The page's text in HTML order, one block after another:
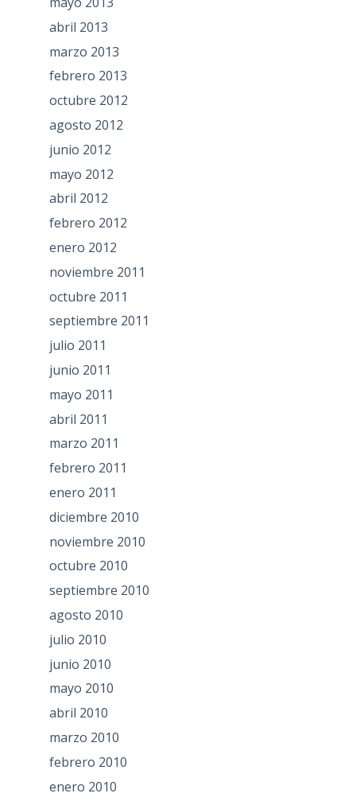
abril 2013
marzo 2013
febrero 2013
octubre 2012
agosto 2012
junio 2012
mayo 2012
abril 2012
febrero 2012
enero 2012
noviembre 2011
octubre 2011
septiembre 2011
julio 2011
junio 2011
mayo 2011
abril 2011
marzo 2011
febrero 2011
enero 2011
diciembre 2010
noviembre 2010
octubre 2010
septiembre 2010
agosto 2010
julio 2010
junio 2010
mayo 2010
abril 2010
marzo 2010
febrero 2010
enero 2010